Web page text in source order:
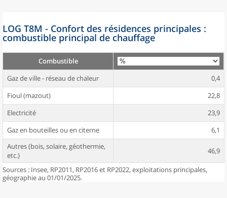
LOG T8M - Confort des résidences principales :
combustible principal de chauffage
Combustible
Gaz de ville - réseau de chaleur
0,4
Fioul (mazout)
22,8
Electricité
23,9
Gaz en bouteilles ou en citerne
6,1
Autres (bois, solaire, géothermie,
etc.)
46,9
Sources : Insee, RP2011, RP2016 et RP2022, exploitations principales,
géographie au 01/01/2025.